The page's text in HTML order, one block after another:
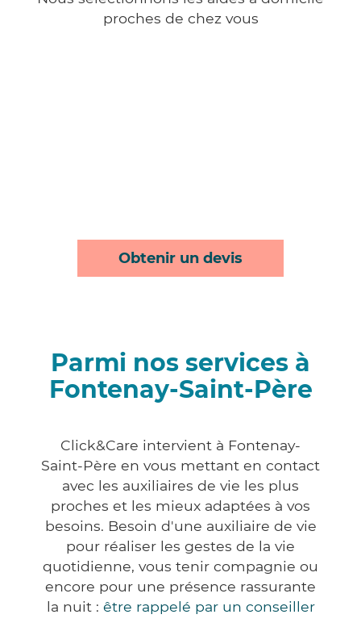
proches de chez vous
Obtenir un devis
Parmi nos services à
Fontenay-Saint-Père
Click&Care intervient à Fontenay-
Saint-Père en vous mettant en contact
avec les auxiliaires de vie les plus
proches et les mieux adaptées à vos
besoins. Besoin d'une auxiliaire de vie
pour réaliser les gestes de la vie
quotidienne, vous tenir compagnie ou
encore pour une présence rassurante
la nuit : être rappelé par un conseiller